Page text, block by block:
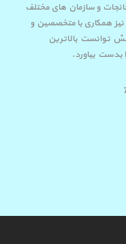
و سازمان های مختلف
همکاری با متخصصین و
توانست بالاترین
بدست بیاورد.